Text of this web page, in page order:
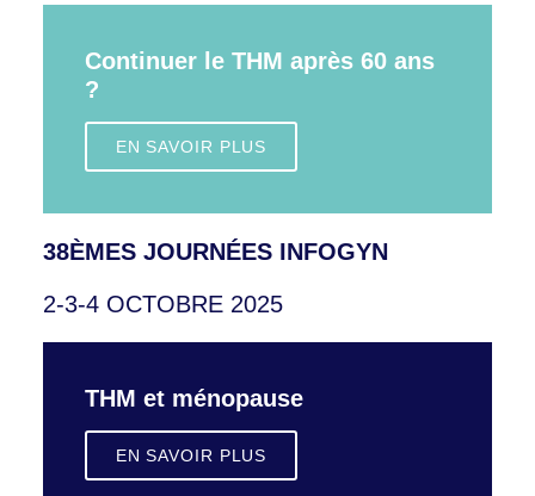
Continuer le THM après 60 ans
?
EN SAVOIR PLUS
38ÈMES JOURNÉES INFOGYN
2-3-4 OCTOBRE 2025
THM et ménopause
EN SAVOIR PLUS